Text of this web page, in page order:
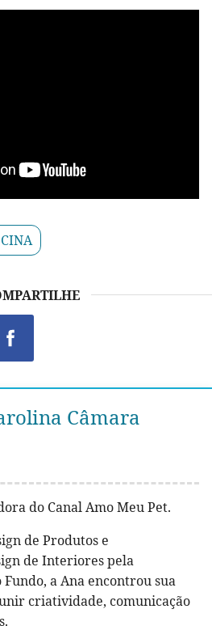
Câmara
do Canal Amo Meu Pet.
de Produtos e
de Interiores pela
a Ana encontrou sua
criatividade, comunicação